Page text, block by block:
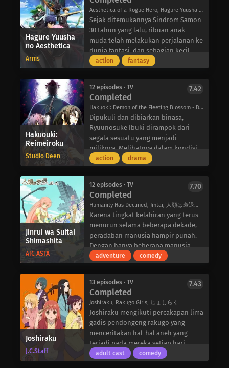
kemiskinan. Kekalahan ini memaksa
sang dewi untuk meminta bala
bantuan dalam bentuk Kumagai,
boneka beruang kesayangannya, dan
dewa anjing masokis, Momoo
Inugami.
Kegilaan pun terjadi saat kehidupan
dengan pertempuran setiap hari
demi keberuntungannya. Untuk
bertahan hidup dari kekacauan,
Ichiko akan membutuhkan semua
keberuntungan yang bisa dia
dapatkan di Binbougami ga!!
dua Dewa Sesat bersama Erica
Blandelli, seorang penyihir yang
memproklamirkan diri sebagai
penyihir yang berjuang untuk
melindungi manusia. Untungnya, dia
berhasil mengalahkan dewa perang
“Pembunuh Dewa” – yang bertugas
melawan para Dewa Sesat untuk
menyelamatkan umat manusia.
Status baru Godou sebagai
Campione menarik segerombolan
Dewa yang ingin menantangnya dan
sekelompok pengikut yang taat-
sebagian besar adalah wanita-yang
pertempuran. Campione!:
Matsurowanu Kamigami to
Kamigoroshi no Maou mengikuti
Godou saat ia menangani duel para
dewa dalam konflik antara Surga dan
Bumi.
Rebecca Anderson, yang menjadi
pahlawan bagi Kerajaan Pastillage
atas desakan pemimpin mereka,
Putri Couvert Eschenbach Pastillage,
dan sepupunya, Nanami Takatsuki,
yang menjadi pahlawan bagi
Kerajaan Singa Galette.
begitu banyak rahasia yang harus
diungkap dan misteri yang harus
dipecahkan, akankah ada waktu
untuk acara atletik yang sangat
disukai oleh ketiga remaja yang
hiper dan atletis ini?
Hagure Yuusha
no Aesthetica
Arms
Aesthetica of a Rogue Hero, Hagure Yuusha no Estetica, はぐれ勇者の鬼畜美学〈エステティカ〉
Sejak ditemukannya Sindrom Samon
30 tahun yang lalu, ribuan anak
muda telah melakukan perjalanan ke
dunia fantasi, dan sebagian kecil
yang kembali berhasil
semesta paralel tersebut.
Akatsuki Ousawa, yang dikenal
sebagai “Rogue Hero”, meninggalkan
kehidupannya yang damai di dunia
fantasi Alayzard untuk menghadapi
tantangan baru sekembalinya ke
Bumi. Dia kembali bersama Miu, putri
Raja Iblis yang dia kalahkan, dan
menyembunyikan identitas aslinya
dengan menyamar sebagai adik
perempuannya. Keduanya segera
bergabung dengan Babel, sebuah
sekolah khusus yang dirancang
untuk mereka yang telah
memperoleh kemampuan khusus
dan kekuatan magis melalui
melatih para pelancong interdimensi
muda dan “membimbing mereka ke
jalan yang benar demi kemanusiaan
dan diri mereka sendiri,” tetapi
tujuan sebenarnya masih belum jelas
bagi kedua kakak beradik ini.
Akankah Akatsuki dan Miu dapat
mengatasi dewan mahasiswa yang
action fantasy
Hakuouki:
Reimeiroku
Studio Deen
12 episodes · TV
Completed
Hakuoki: Demon of the Fleeting Blossom - Dawn of the Shinsengumi, Hakuouki 3, Hakuoki 3, Hakuouki Shinsengumi Kitan Reimeiroku, 薄桜鬼 黎明録
7.42
Dipukuli dan dibiarkan binasa,
Ryuunosuke Ibuki dirampok dari
segala sesuatu yang menjadi
miliknya. Melihatnya dalam kondisi
yang menyedihkan, seorang pria
untuk menjadi asisten pribadinya.
Ibuki tampaknya terhindar dari
kesedihan, tetapi gaya hidup baru ini
hanya membuatnya tidak lebih dari
seekor anjing bagi salah satu pria
paling berpengaruh di seluruh
Kyoto.
Sementara itu, dengan meningkatnya
umum, keshogunan mengirim
Roshigumi ke Kyoto untuk
mengupayakan perdamaian.
Dipimpin oleh Isami Kondou yang
terhormat namun bersuara lembut,
Roshigumi terdiri dari para samurai
yang kuat dan terampil, namun tidak
memiliki koneksi politik yang berarti
action drama
Jinrui wa Suitai
Shimashita
AIC ASTA
12 episodes · TV
Completed
Humanity Has Declined, Jintai, 人類は衰退しました
7.70
Karena tingkat kelahiran yang terus
menurun selama beberapa dekade,
peradaban manusia hampir punah.
Dengan hanya beberapa manusia
yang tersisa, mereka bertahan hidup
generasi sebelumnya. Bumi sekarang
didominasi oleh peri, makhluk kecil
dengan teknologi yang sangat
canggih, obsesi terhadap permen,
dan sama sekali tidak menghiraukan
keselamatan manusia.
Seorang gadis muda yang baru saja
menyelesaikan studinya kembali ke
adventure comedy
Joshiraku
J.C.Staff
13 episodes · TV
Completed
Joshiraku, Rakugo Girls, じょしらく
7.43
Joshiraku mengikuti percakapan lima
gadis pendongeng rakugo yang
menceritakan hal-hal aneh yang
terjadi pada mereka setiap hari.
Obrolan komedi dan satir mereka
adult cast comedy